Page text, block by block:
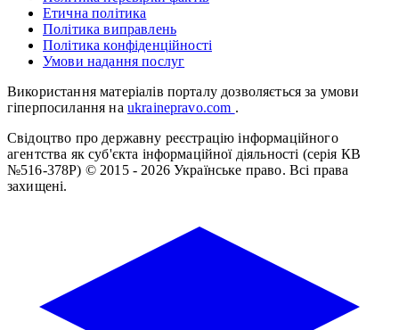
Етична політика
Політика виправлень
Політика конфіденційності
Умови надання послуг
Використання матеріалів порталу дозволяється за умови
гіперпосилання на ukrainepravo.com .
Свідоцтво про державну реєстрацію інформаційного
агентства як суб'єкта інформаційної діяльності (серія КВ
№516-378Р) © 2015 - 2026 Українське право. Всі права
захищені.